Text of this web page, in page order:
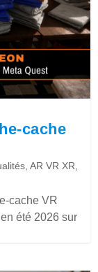
cache
,AR VR XR
cache VR
été 2026 sur